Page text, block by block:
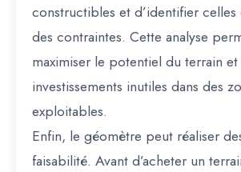
constructibles et d’identifier
des contraintes. Cette analyse
maximiser le potentiel du terrain et
investissements inutiles dans des
exploitables.
Enfin, le géomètre peut réaliser
faisabilité. Avant d’acheter un